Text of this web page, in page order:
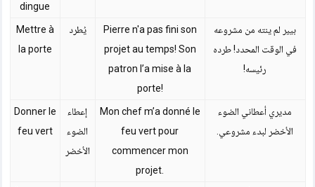
dingue
Mettre à
la porte
يُطرد
Pierre n'a pas fini son
projet au temps! Son
patron l’a mise à la
porte!
بيير لم ينته من مشروعه
في الوقت المحدد! طرده
رئيسه!
Donner le
feu vert
إعطاء
الضوء
الأخضر
Mon chef m’a donné le
feu vert pour
commencer mon
projet.
مديري أعطاني الضوء
الأخضر لبدء مشروعي.